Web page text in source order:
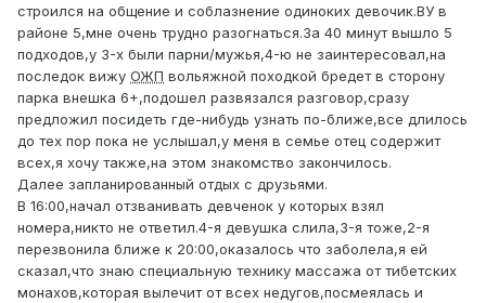
строился на общение и соблазнение одиноких девочик.ВУ в
районе 5,мне очень трудно разогнаться.За 40 минут вышло 5
подходов,у 3-х были парни/мужья,4-ю не заинтересовал,на
последок вижу ОЖП вольяжной походкой бредет в сторону
парка внешка 6+,подошел развязался разговор,сразу
предложил посидеть где-нибудь узнать по-ближе,все длилось
до тех пор пока не услышал,у меня в семье отец содержит
всех,я хочу также,на этом знакомство закончилось.
Далее запланированный отдых с друзьями.
В 16:00,начал отзванивать девченок у которых взял
номера,никто не ответил.4-я девушка слила,3-я тоже,2-я
перезвонила ближе к 20:00,оказалось что заболела,я ей
сказал,что знаю специальную технику массажа от тибетских
монахов,которая вылечит от всех недугов,посмеялась и